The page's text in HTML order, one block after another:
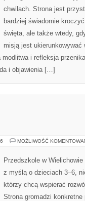
chwilach. Strona jest
bardziej świadomie
święta, ale także wtedy,
misją jest ukierunkowywać
i refleksja
i objawienia […]
MOŻLIWOŚĆ
Przedszkole w
z myślą o dzieciach 3–6,
którzy chcą wspierać
Strona gromadzi